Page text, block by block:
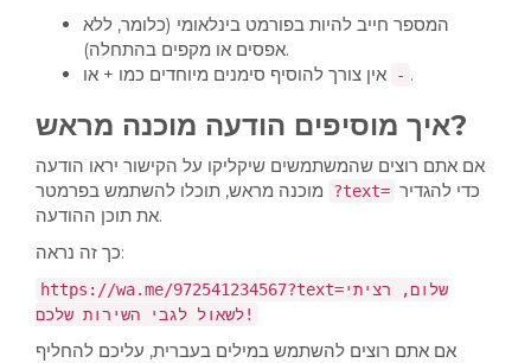
המספר חייב להיות בפורמט בינלאומי (כלומר, ללא
אפסים או מקפים בהתחלה).
- .
איך מוסיפים הודעה מוכנה מראש?
אם אתם רוצים שהמשתמשים שיקליקו על הקישור יראו הודעה
?text=
את תוכן ההודעה.
כך זה נראה:
https://wa.me/972541234567?text=שלום, רציתי
לשאול לגבי השירות שלכם!
אם אתם רוצים להשתמש במילים בעברית, עליכם להחליף